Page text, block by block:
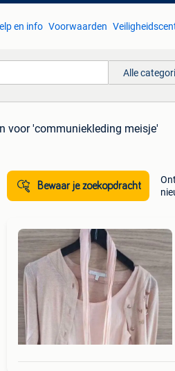
en info Voorwaarden
Alle
voor 'communiekleding meisje'
Bewaar je zoekopdracht